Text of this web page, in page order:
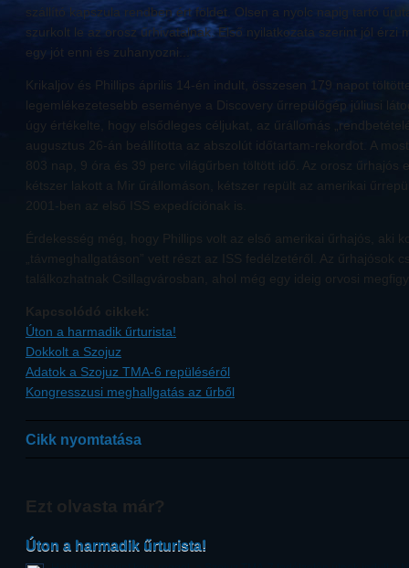
szállító kapszula rendben ért földet. Olsen a nyolc napig tartó
szurkolt le az orosz űrhivatalnak. Első nyilatkozata szerint jól érzi
egy jót enni és zuhanyozni...
Krikaljov és Phillips április 14-én indult, összesen 179 napot
legemlékezetesebb eseménye a Discovery űrrepülőgép júliusi
úgy értékelte, hogy elsődleges céljukat, az űrállomás
augusztus 26-án beállította az abszolút időtartam-rekordot. A
803 nap, 9 óra és 39 perc világűrben töltött idő. Az orosz űrhajós
kétszer lakott a Mir űrállomáson, kétszer repült az amerikai
2001-ben az első ISS expedíciónak is.
Érdekesség még, hogy Phillips volt az első amerikai űrhajós, aki
„távmeghallgatáson” vett részt az ISS fedélzetéről. Az űrhajósok
találkozhatnak Csillagvárosban, ahol még egy ideig orvosi
Kapcsolódó cikkek:
Úton a harmadik űrturista!
Dokkolt a Szojuz
Adatok a Szojuz TMA-6 repüléséről
Kongresszusi meghallgatás az űrből
Cikk nyomtatása
Ezt olvasta már?
Úton a harmadik űrturista!